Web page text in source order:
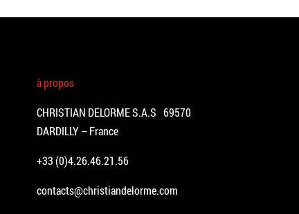
à propos
CHRISTIAN DELORME S.A.S 69570
DARDILLY – France
+33 (0)4.26.46.21.56
contacts@christiandelorme.com